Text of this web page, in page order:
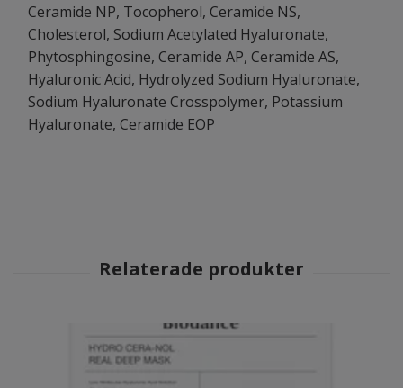
Ceramide NP, Tocopherol, Ceramide NS,
Cholesterol, Sodium Acetylated Hyaluronate,
Phytosphingosine, Ceramide AP, Ceramide AS,
Hyaluronic Acid, Hydrolyzed Sodium Hyaluronate,
Sodium Hyaluronate Crosspolymer, Potassium
Hyaluronate, Ceramide EOP